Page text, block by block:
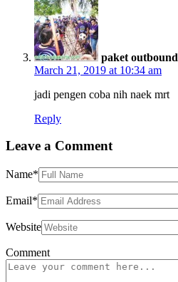
paket outbound
March 21, 2019 at 10:34 am
jadi pengen coba nih naek mrt
Reply
Leave a Comment
Name*
Email*
Website
Comment